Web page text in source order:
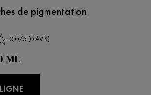
de pigmentation
0,0/5 (0 AVIS)
ML